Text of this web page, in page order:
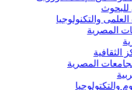
للبحوث
والتكنولوجيا
المصرية
الثقافية
المصرية
والتكتولوجيا